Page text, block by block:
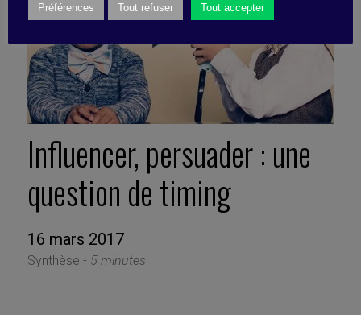
Influencer, persuader : une
question de timing
16 mars 2017
Synthèse - 5 minutes
Préférences Tout refuser Tout accepter